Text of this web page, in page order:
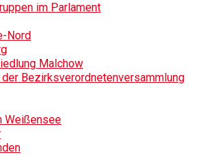
im Parlament
Nord
Malchow
Bezirksverordnetenversammlung
Weißensee